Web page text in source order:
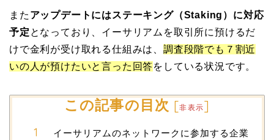
また アップデートにはステーキング（Staking）に対応
予定 となっており、イーサリアムを取引所に預けるだ
けで金利が受け取れる仕組みは、 調査段階でも７割近
いの人が預けたいと言った回答をしている状況です。
この記事の目次 [非表示]
イーサリアムのネットワークに参加する企業